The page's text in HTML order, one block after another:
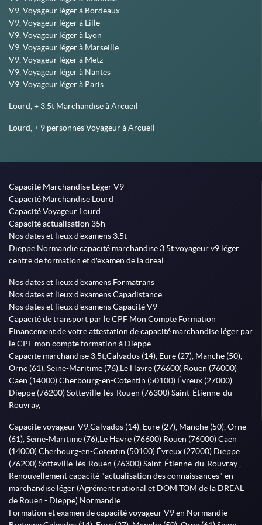
V9, Voyageur léger à Bordeaux
V9, Voyageur léger à Lille
V9, Voyageur léger à Lyon
V9, Voyageur léger à Marseille
V9, Voyageur léger à Metz
V9, Voyageur léger à Nantes
V9, Voyageur léger à Paris
Lourd, + 3.5t Marchandise à Arcueil
Lourd, + 9 personnes Voyageur à Arcueil
Capacité Marchandise Léger V9
Capacité Marchandise Lourd
Capacité Voyageur Lourd
Capacité actualisation 35h
Nos dates et lieux d'examens 3.5t
Dieppe Normandie capacité marchandise 3.5t voyageur v9 léger
centre de formation et d'examen de la dreal
Nos dates et lieux d'examens Formatrans
Nos dates et lieux d'examens Capadistance
Nos dates et lieux d'examens Capacité V9
Capacité de transport par le CPF Mon Compte Formation
Financement de votre attestation de capacité marchandise léger par
le CPF mon compte formation à Dieppe
Capacite marchandise 3,5t,Calvados (14), Eure (27), Manche (50),
Orne (61), Seine-Maritime (76),Le Havre (76600) Rouen (76000)
Caen (14000) Cherbourg-en-Cotentin (50100) Évreux (27000)
Dieppe (76200) Sotteville-lès-Rouen (76300) Saint-Étienne-du-
Rouvray,
Capacite voyageur V9,Calvados (14), Eure (27), Manche (50), Orne
(61), Seine-Maritime (76),Le Havre (76600) Rouen (76000) Caen
(14000) Cherbourg-en-Cotentin (50100) Évreux (27000) Dieppe
(76200) Sotteville-lès-Rouen (76300) Saint-Étienne-du-Rouvray ,
Renouvellement capacité "actualisation des connaissances" en
marchandise léger (Agrément national et DOM TOM de la DREAL
de Rouen - Dieppe) Normandie
Formation et examen de capacité voyageur V9 en Normandie